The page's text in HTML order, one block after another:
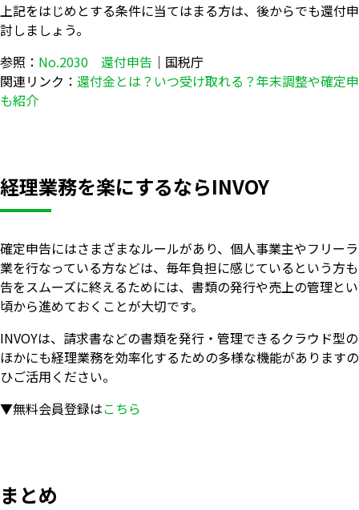
上記をはじめとする条件に当てはまる方は、後からでも還付
討しましょう。
参照： No.2030 還付申告 ｜国税庁
関連リンク： 還付金とは？いつ受け取れる？年末調整や確定
も紹介
経理業務を楽にするならINVOY
確定申告にはさまざまなルールがあり、個人事業主やフリー
業を行なっている方などは、毎年負担に感じているという方
告をスムーズに終えるためには、書類の発行や売上の管理と
頃から進めておくことが大切です。
INVOYは、請求書などの書類を発行・管理できるクラウド型
ほかにも経理業務を効率化するための多様な機能があります
ひご活用ください。
▼無料会員登録はこちら
まとめ